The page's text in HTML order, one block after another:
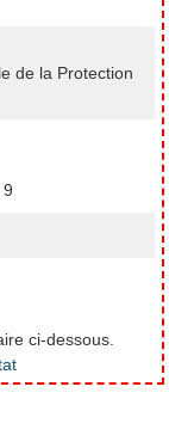
de la Protection
ci-dessous.